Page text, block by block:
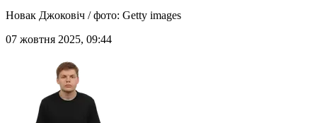
Новак Джоковіч / фото: Getty images
07 жовтня 2025, 09:44